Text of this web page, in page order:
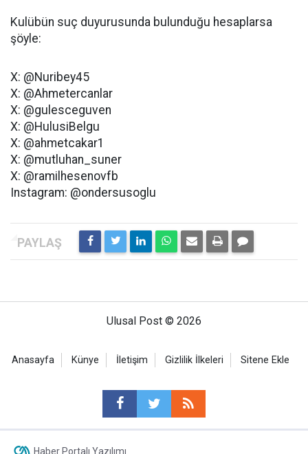
Kulübün suç duyurusunda bulunduğu hesaplarsa
şöyle:
X: @Nuribey45
X: @Ahmetercanlar
X: @gulesceguven
X: @HulusiBelgu
X: @ahmetcakar1
X: @mutluhan_suner
X: @ramilhesenovfb
Instagram: @ondersusoglu
Ulusal Post © 2026
Anasayfa Künye İletişim Gizlilik İlkeleri Sitene Ekle
Haber Portalı Yazılımı